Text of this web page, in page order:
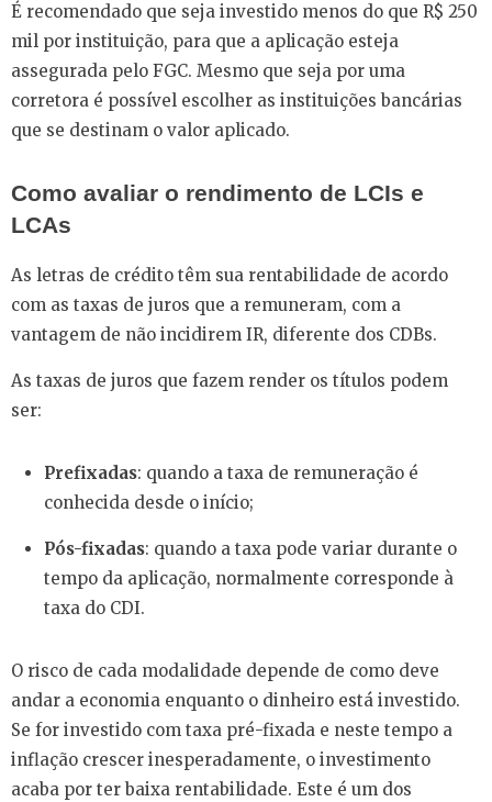
É recomendado que seja investido menos do que R$ 250
mil por instituição, para que a aplicação esteja
assegurada pelo FGC. Mesmo que seja por uma
corretora é possível escolher as instituições bancárias
que se destinam o valor aplicado.
Como avaliar o rendimento de LCIs e
LCAs
As letras de crédito têm sua rentabilidade de acordo
com as taxas de juros que a remuneram, com a
vantagem de não incidirem IR, diferente dos CDBs.
As taxas de juros que fazem render os títulos podem
ser:
Prefixadas: quando a taxa de remuneração é
conhecida desde o início;
Pós-fixadas: quando a taxa pode variar durante o
tempo da aplicação, normalmente corresponde à
taxa do CDI.
O risco de cada modalidade depende de como deve
andar a economia enquanto o dinheiro está investido.
Se for investido com taxa pré-fixada e neste tempo a
inflação crescer inesperadamente, o investimento
acaba por ter baixa rentabilidade. Este é um dos